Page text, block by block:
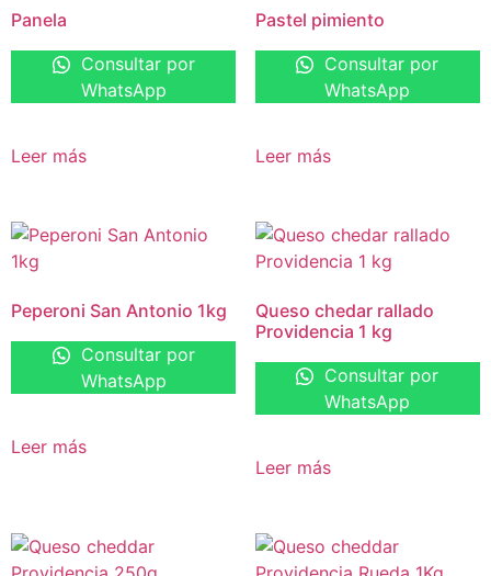
Panela
Consultar por
WhatsApp
Leer más
Pastel pimiento
Consultar por
WhatsApp
Leer más
Peperoni San Antonio 1kg
Consultar por
WhatsApp
Leer más
Queso chedar rallado
Providencia 1 kg
Consultar por
WhatsApp
Leer más